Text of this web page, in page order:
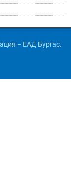
– ЕАД Бургас.